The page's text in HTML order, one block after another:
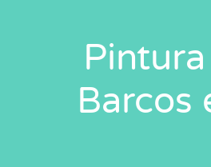
Barcos